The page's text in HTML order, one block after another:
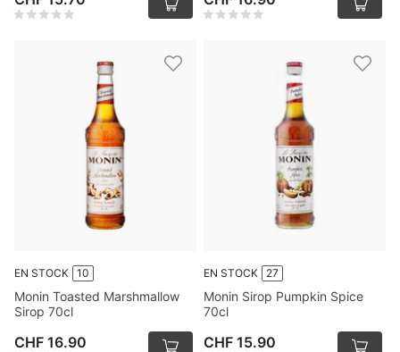
EN STOCK 10
Monin Toasted Marshmallow
Sirop 70cl
CHF 16.90
EN STOCK 27
Monin Sirop Pumpkin Spice
70cl
CHF 15.90